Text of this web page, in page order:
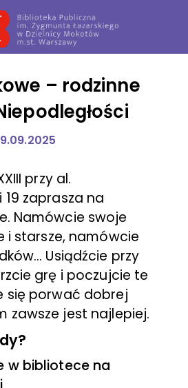
– rodzinne
przy al.
19 zaprasza na
Namówcie swoje
i starsze, namówcie
Usiądźcie przy
grę i poczujcie te
się porwać dobrej
zawsze jest najlepiej.
w bibliotece na